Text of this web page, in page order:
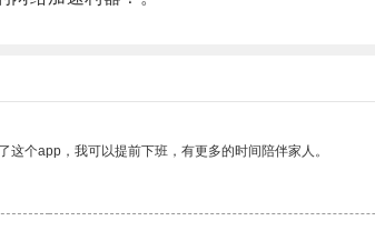
个app，我可以提前下班，有更多的时间陪伴家人。